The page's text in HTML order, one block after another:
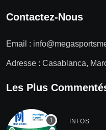
Contactez-Nous
Email :
Adresse : Casablanca,
Les Plus
INFOS